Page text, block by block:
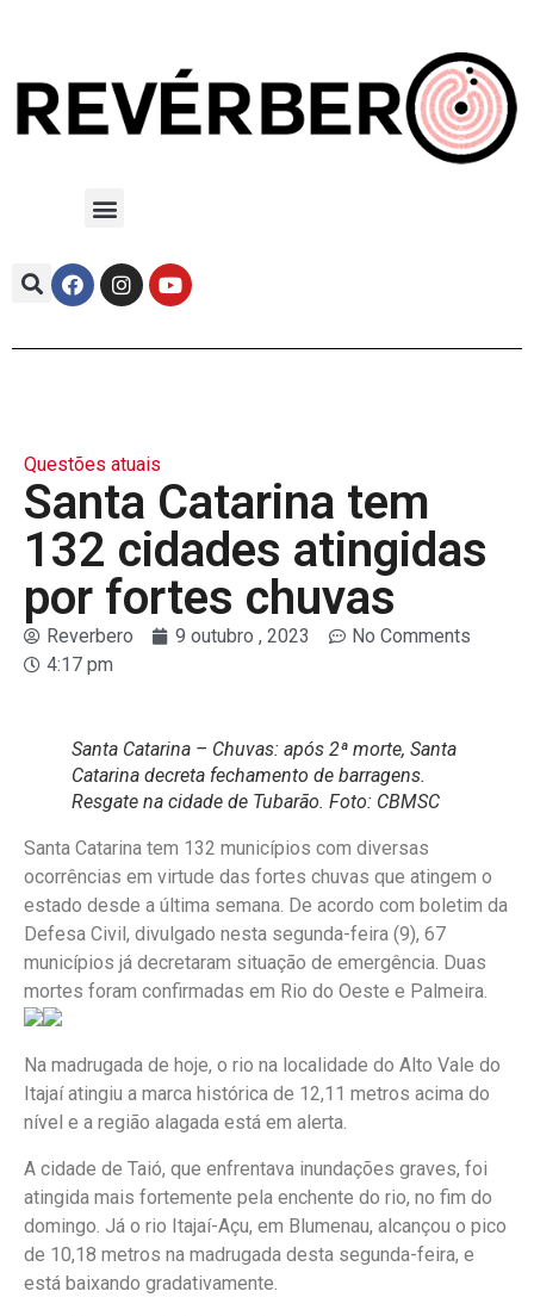
Questões atuais
Santa Catarina tem
132 cidades atingidas
por fortes chuvas
Reverbero 9 outubro , 2023
No Comments
4:17 pm
Santa Catarina – Chuvas: após 2ª morte, Santa
Catarina decreta fechamento de barragens.
Resgate na cidade de Tubarão. Foto: CBMSC
Santa Catarina tem 132 municípios com diversas
ocorrências em virtude das fortes chuvas que atingem o
estado desde a última semana. De acordo com boletim da
Defesa Civil, divulgado nesta segunda-feira (9), 67
municípios já decretaram situação de emergência. Duas
mortes foram confirmadas em Rio do Oeste e Palmeira.
Na madrugada de hoje, o rio na localidade do Alto Vale do
Itajaí atingiu a marca histórica de 12,11 metros acima do
nível e a região alagada está em alerta.
A cidade de Taió, que enfrentava inundações graves, foi
atingida mais fortemente pela enchente do rio, no fim do
domingo. Já o rio Itajaí-Açu, em Blumenau, alcançou o pico
de 10,18 metros na madrugada desta segunda-feira, e
está baixando gradativamente.